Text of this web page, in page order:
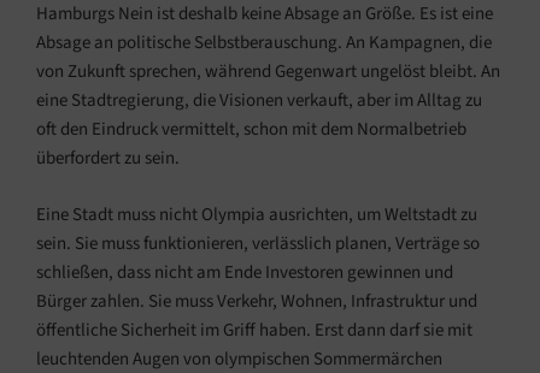
Hamburgs Nein ist deshalb keine Absage an Größe. Es ist eine
Absage an politische Selbstberauschung. An Kampagnen, die
von Zukunft sprechen, während Gegenwart ungelöst bleibt. An
eine Stadtregierung, die Visionen verkauft, aber im Alltag zu
oft den Eindruck vermittelt, schon mit dem Normalbetrieb
überfordert zu sein.
Eine Stadt muss nicht Olympia ausrichten, um Weltstadt zu
sein. Sie muss funktionieren, verlässlich planen, Verträge so
schließen, dass nicht am Ende Investoren gewinnen und
Bürger zahlen. Sie muss Verkehr, Wohnen, Infrastruktur und
öffentliche Sicherheit im Griff haben. Erst dann darf sie mit
leuchtenden Augen von olympischen Sommermärchen